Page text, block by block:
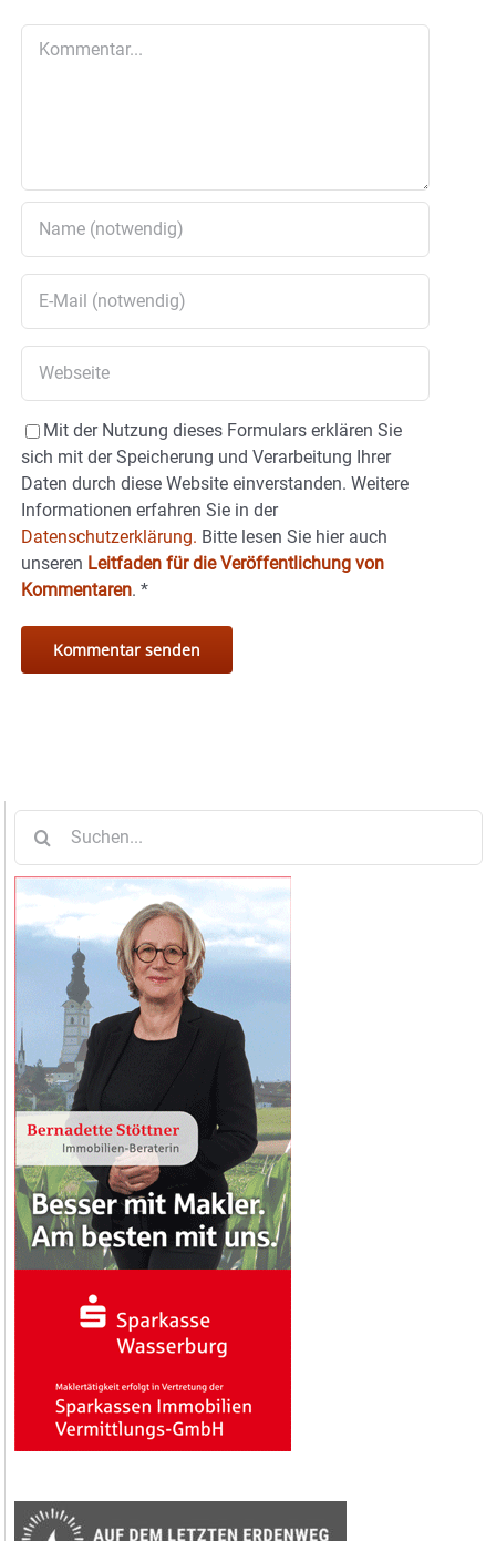
Mit der Nutzung dieses Formulars erklären Sie
sich mit der Speicherung und Verarbeitung Ihrer
Daten durch diese Website einverstanden. Weitere
Informationen erfahren Sie in der
Datenschutzerklärung. Bitte lesen Sie hier auch
unseren Leitfaden für die Veröffentlichung von
Kommentaren. *
nach: